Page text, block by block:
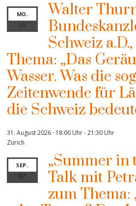
MO.
31
Walter
Schweiz
Thema: „Das
Wasser. Was die
Zeitenwende für
die Schweiz
31. August 2026 · 18:00 Uhr-21:30 Uhr
Zürich
SEP.
07
„Summer in
Talk mit
zum Thema: